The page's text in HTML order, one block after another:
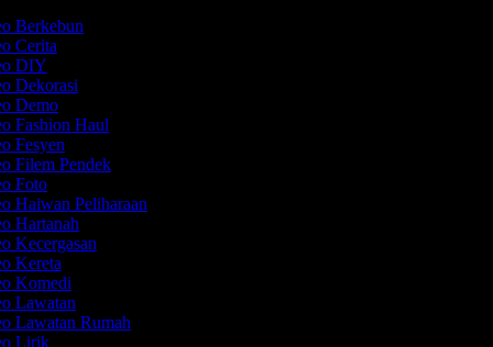
Berkebun
Cerita
DIY
Dekorasi
Demo
Fashion Haul
Fesyen
Filem Pendek
Foto
Haiwan Peliharaan
Hartanah
Kecergasan
Kereta
Komedi
Lawatan
Lawatan Rumah
Lirik